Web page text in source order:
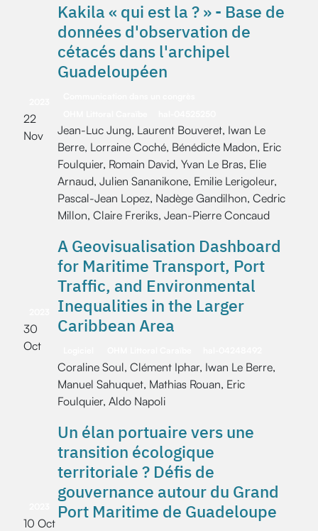
22
Nov
Kakila « qui est la ? » - Base de
données d'observation de
cétacés dans l'archipel
Guadeloupéen
Jean-Luc Jung, Laurent Bouveret, Iwan Le
Berre, Lorraine Coché, Bénédicte Madon, Eric
Foulquier, Romain David, Yvan Le Bras, Elie
Arnaud, Julien Sananikone, Emilie Lerigoleur,
Pascal-Jean Lopez, Nadège Gandilhon, Cedric
Millon, Claire Freriks, Jean-Pierre Concaud
30
Oct
A Geovisualisation Dashboard
for Maritime Transport, Port
Traffic, and Environmental
Inequalities in the Larger
Caribbean Area
Coraline Soul, Clément Iphar, Iwan Le Berre,
Manuel Sahuquet, Mathias Rouan, Eric
Foulquier, Aldo Napoli
10 Oct
Un élan portuaire vers une
transition écologique
territoriale ? Défis de
gouvernance autour du Grand
Port Maritime de Guadeloupe